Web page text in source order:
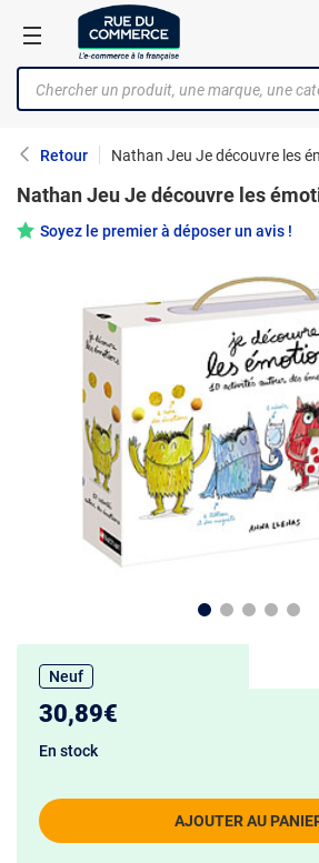
Retour Nathan Jeu Je découvre les
Nathan Jeu Je découvre les
Soyez le premier à déposer un avis !
Neuf
30,89€
AJOUTER AU
En stock